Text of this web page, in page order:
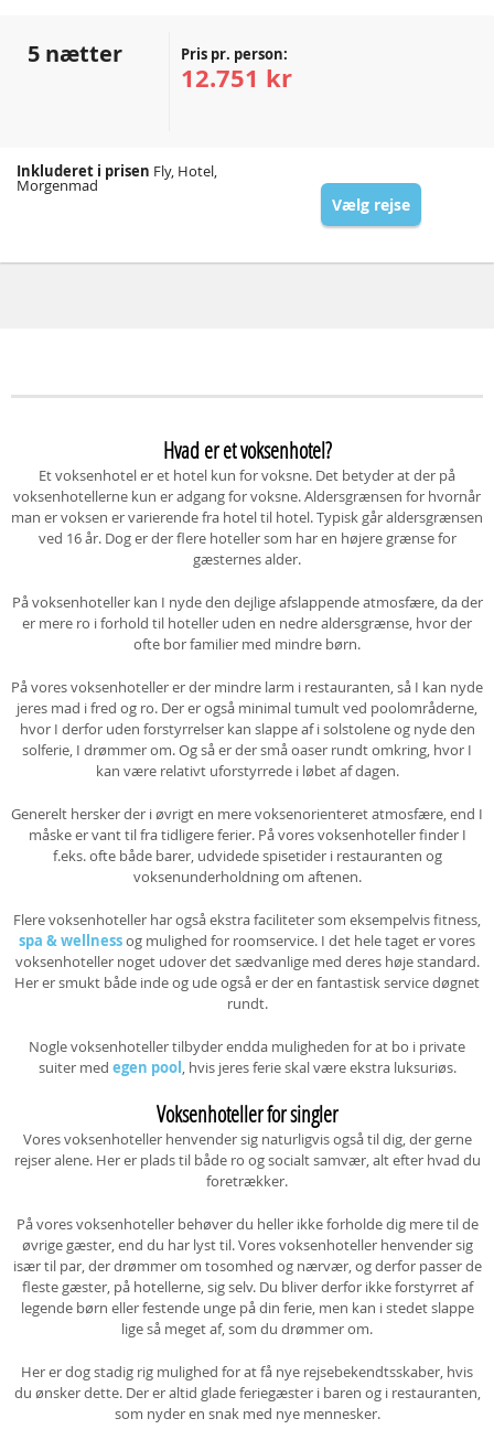
5 nætter Pris pr. person:
12.751 kr
Inkluderet i prisen Fly, Hotel,
Morgenmad
Vælg rejse
Hvad er et voksenhotel?
Et voksenhotel er et hotel kun for voksne. Det betyder at der på
voksenhotellerne kun er adgang for voksne. Aldersgrænsen for hvornår
man er voksen er varierende fra hotel til hotel. Typisk går aldersgrænsen
ved 16 år. Dog er der flere hoteller som har en højere grænse for
gæsternes alder.
På voksenhoteller kan I nyde den dejlige afslappende atmosfære, da der
er mere ro i forhold til hoteller uden en nedre aldersgrænse, hvor der
ofte bor familier med mindre børn.
På vores voksenhoteller er der mindre larm i restauranten, så I kan nyde
jeres mad i fred og ro. Der er også minimal tumult ved poolområderne,
hvor I derfor uden forstyrrelser kan slappe af i solstolene og nyde den
solferie, I drømmer om. Og så er der små oaser rundt omkring, hvor I
kan være relativt uforstyrrede i løbet af dagen.
Generelt hersker der i øvrigt en mere voksenorienteret atmosfære, end I
måske er vant til fra tidligere ferier. På vores voksenhoteller finder I
f.eks. ofte både barer, udvidede spisetider i restauranten og
voksenunderholdning om aftenen.
Flere voksenhoteller har også ekstra faciliteter som eksempelvis fitness,
spa & wellnessog mulighed for roomservice. I det hele taget er vores
voksenhoteller noget udover det sædvanlige med deres høje standard.
Her er smukt både inde og ude også er der en fantastisk service døgnet
rundt.
Nogle voksenhoteller tilbyder endda muligheden for at bo i private
suiter med egen pool, hvis jeres ferie skal være ekstra luksuriøs.
Voksenhoteller for singler
Vores voksenhoteller henvender sig naturligvis også til dig, der gerne
rejser alene. Her er plads til både ro og socialt samvær, alt efter hvad du
foretrækker.
På vores voksenhoteller behøver du heller ikke forholde dig mere til de
øvrige gæster, end du har lyst til. Vores voksenhoteller henvender sig
især til par, der drømmer om tosomhed og nærvær, og derfor passer de
fleste gæster, på hotellerne, sig selv. Du bliver derfor ikke forstyrret af
legende børn eller festende unge på din ferie, men kan i stedet slappe
lige så meget af, som du drømmer om.
Her er dog stadig rig mulighed for at få nye rejsebekendtsskaber, hvis
du ønsker dette. Der er altid glade feriegæster i baren og i restauranten,
som nyder en snak med nye mennesker.